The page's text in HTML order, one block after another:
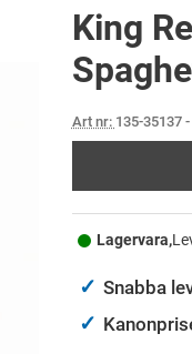
King
Art nr: 135-35137-
Lagervara,
✓ Snabba
✓